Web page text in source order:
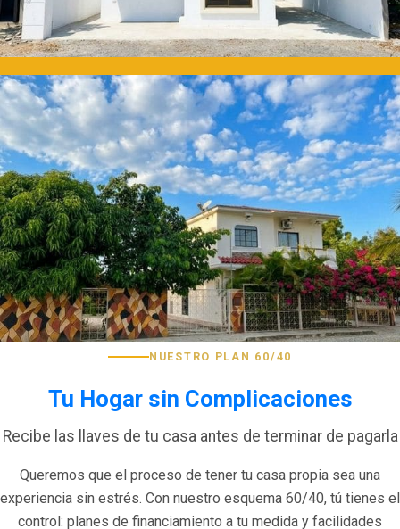
NUESTRO PLAN 60/40
Tu Hogar sin Complicaciones
Recibe las llaves de tu casa antes de terminar de pagarla
Queremos que el proceso de tener tu casa propia sea una
experiencia sin estrés. Con nuestro esquema 60/40, tú tienes el
control: planes de financiamiento a tu medida y facilidades